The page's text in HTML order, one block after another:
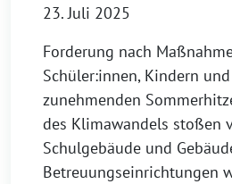
23. Juli 2025
Forderung nach
Schüler:innen, Kindern
zunehmenden
des Klimawandels stoßen
Schulgebäude und
Betreuungseinrichtungen